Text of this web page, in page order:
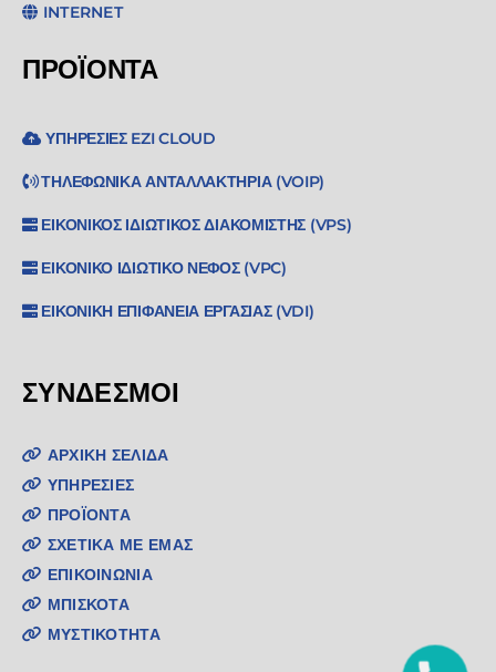
INTERNET
ΠΡΟΪΌΝΤΑ
ΥΠΗΡΕΣΊΕΣ EZI CLOUD
ΤΗΛΕΦΩΝΙΚΆ ΑΝΤΑΛΛΑΚΤΉΡΙΑ (VOIP)
ΕΙΚΟΝΙΚΌΣ ΙΔΙΩΤΙΚΌΣ ΔΙΑΚΟΜΙΣΤΉΣ (VPS)
ΕΙΚΟΝΙΚΌ ΙΔΙΩΤΙΚΌ ΝΈΦΟΣ (VPC)
ΕΙΚΟΝΙΚΉ ΕΠΙΦΆΝΕΙΑ ΕΡΓΑΣΊΑΣ (VDI)
ΣΎΝΔΕΣΜΟΙ
ΑΡΧΙΚΉ ΣΕΛΊΔΑ
ΥΠΗΡΕΣΊΕΣ
ΠΡΟΪΌΝΤΑ
ΣΧΕΤΙΚΆ ΜΕ ΕΜΆΣ
ΕΠΙΚΟΙΝΩΝΊΑ
ΜΠΙΣΚΟΤΑ
ΜΥΣΤΙΚΌΤΗΤΑ